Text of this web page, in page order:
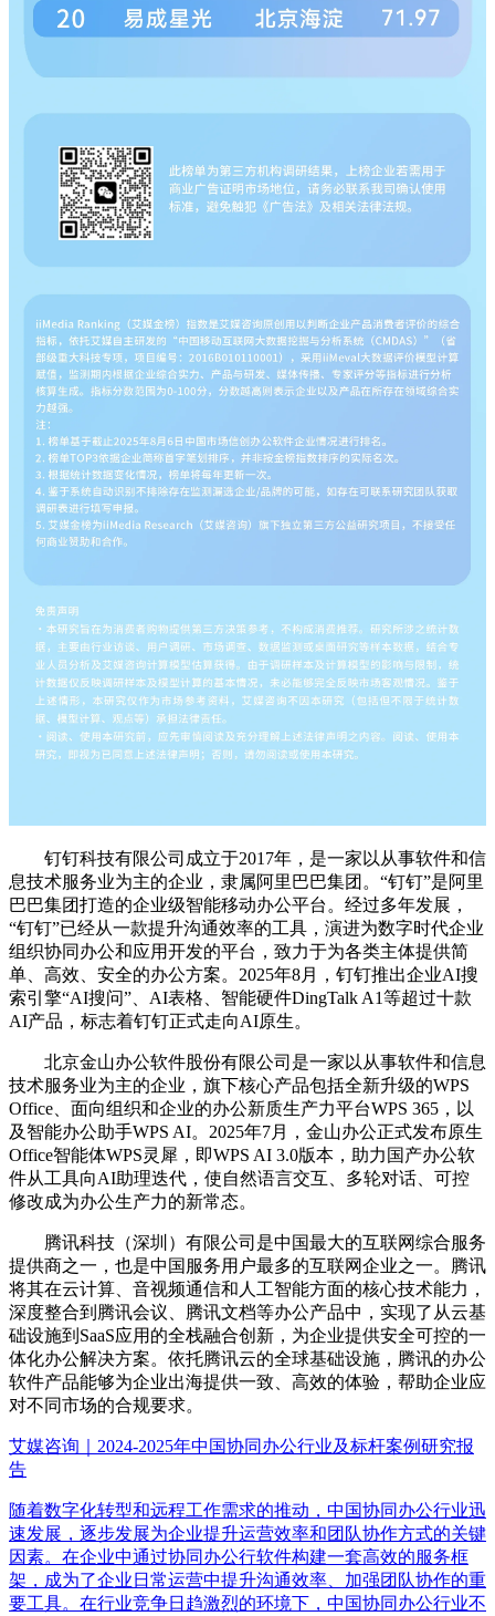
钉钉科技有限公司成立于2017年，是一家以从事软件和信
息技术服务业为主的企业，隶属阿里巴巴集团。“钉钉”是阿里
巴巴集团打造的企业级智能移动办公平台。经过多年发展，
“钉钉”已经从一款提升沟通效率的工具，演进为数字时代企业
组织协同办公和应用开发的平台，致力于为各类主体提供简
单、高效、安全的办公方案。2025年8月，钉钉推出企业AI搜
索引擎“AI搜问”、AI表格、智能硬件DingTalk A1等超过十款
AI产品，标志着钉钉正式走向AI原生。
北京金山办公软件股份有限公司是一家以从事软件和信息
技术服务业为主的企业，旗下核心产品包括全新升级的WPS
Office、面向组织和企业的办公新质生产力平台WPS 365，以
及智能办公助手WPS AI。2025年7月，金山办公正式发布原生
Office智能体WPS灵犀，即WPS AI 3.0版本，助力国产办公软
件从工具向AI助理迭代，使自然语言交互、多轮对话、可控
修改成为办公生产力的新常态。
腾讯科技（深圳）有限公司是中国最大的互联网综合服务
提供商之一，也是中国服务用户最多的互联网企业之一。腾讯
将其在云计算、音视频通信和人工智能方面的核心技术能力，
深度整合到腾讯会议、腾讯文档等办公产品中，实现了从云基
础设施到SaaS应用的全栈融合创新，为企业提供安全可控的一
体化办公解决方案。依托腾讯云的全球基础设施，腾讯的办公
软件产品能够为企业出海提供一致、高效的体验，帮助企业应
对不同市场的合规要求。
艾媒咨询｜2024-2025年中国协同办公行业及标杆案例研究报
告
随着数字化转型和远程工作需求的推动，中国协同办公行业迅
速发展，逐步发展为企业提升运营效率和团队协作方式的关键
因素。在企业中通过协同办公行软件构建一套高效的服务框
架，成为了企业日常运营中提升沟通效率、加强团队协作的重
要工具。在行业竞争日趋激烈的环境下，中国协同办公行业不